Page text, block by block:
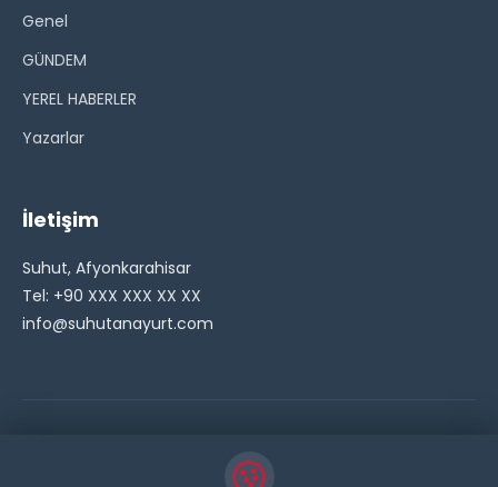
Genel
GÜNDEM
YEREL HABERLER
Yazarlar
İletişim
Suhut, Afyonkarahisar
Tel: +90 XXX XXX XX XX
info@suhutanayurt.com